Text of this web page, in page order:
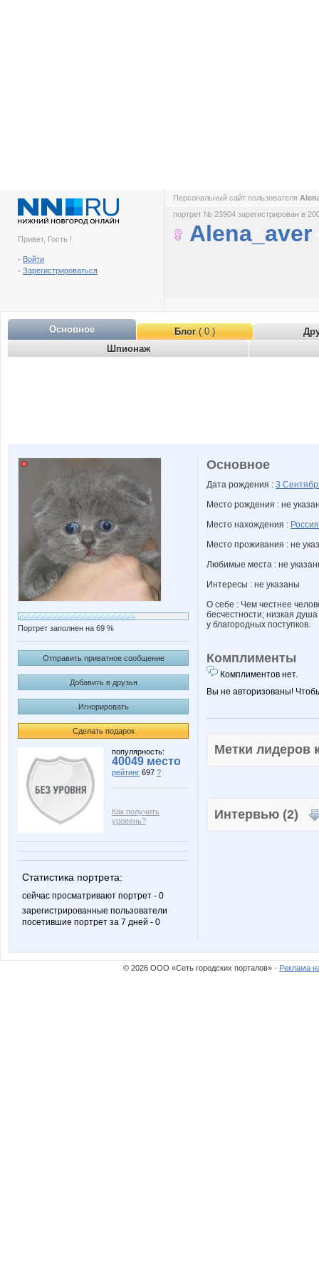
Привет, Гость !
- Войти
- Зарегистрироваться
Персональный сайт пользователя
портрет № 23904 зарегистрирован в
Alena_aver
Основное Блог( 0 )
Шпионаж
Портрет заполнен на 69 %
Отправить приватное сообщение
Добавить в друзья
Игнорировать
Сделать подарок
популярность:
40049 место
рейтинг 697 ?
Как получить
уровень?
Статистика портрета:
сейчас просматривают портрет - 0
зарегистрированные пользователи
посетившие портрет за 7 дней - 0
Основное
Дата рождения : 3
Место рождения : не
Место нахождения : Россия
Место проживания : не
Любимые места : не
Интересы : не указаны
О себе : Чем честнее
бесчестности; низкая
у благородных поступков.
Комплименты
Комплиментов нет.
Вы не авторизованы!
Метки
Интервью (2)
© 2026 ООО «Сеть городских порталов» · Реклама